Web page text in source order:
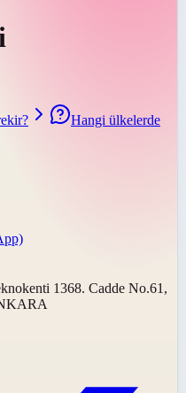
Hangi ülkelerde
1368. Cadde No.61,